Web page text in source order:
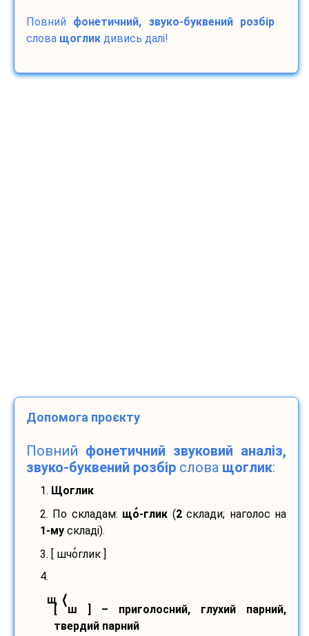
Повний фонетичний, звуко-буквений розбір
слова щоглик дивись далі!
Допомога проєкту
Повний фонетичний звуковий аналіз,
звуко-буквений розбір слова щоглик:
1. Щоглик
2. По складам: що-глик (2склади; наголос на
1-му складі).
3. [ шчоглик ]
4.
щ ⟨
[ ш ] – приголосний, глухий парний,
твердий парний